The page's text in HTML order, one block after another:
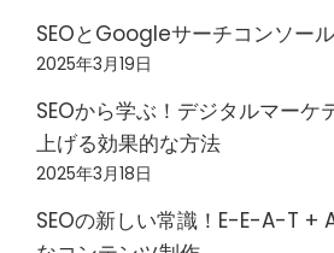
SEOとGoogleサーチコンソー
2025年3月19日
SEOから学ぶ！デジタルマーケ
上げる効果的な方法
2025年3月18日
SEOの新しい常識！E-E-A-T +